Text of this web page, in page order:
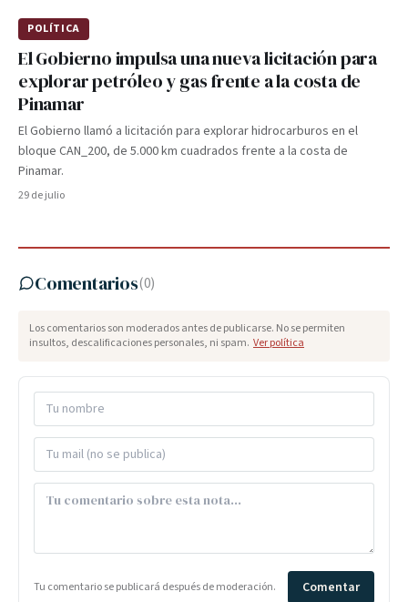
POLÍTICA
El Gobierno impulsa una nueva licitación para
explorar petróleo y gas frente a la costa de
Pinamar
El Gobierno llamó a licitación para explorar hidrocarburos en el
bloque CAN_200, de 5.000 km cuadrados frente a la costa de
Pinamar.
29 de julio
Comentarios(0)
Los comentarios son moderados antes de publicarse. No se permiten
insultos, descalificaciones personales, ni spam. Ver política
Tu comentario se publicará después de moderación. Comentar